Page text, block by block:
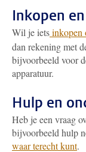
Inkopen
Wil je ietsinkopen
dan rekening met
bijvoorbeeld voor
apparatuur.
Hulp en
Heb je een vraag
bijvoorbeeld hulp
waar terecht kunt.